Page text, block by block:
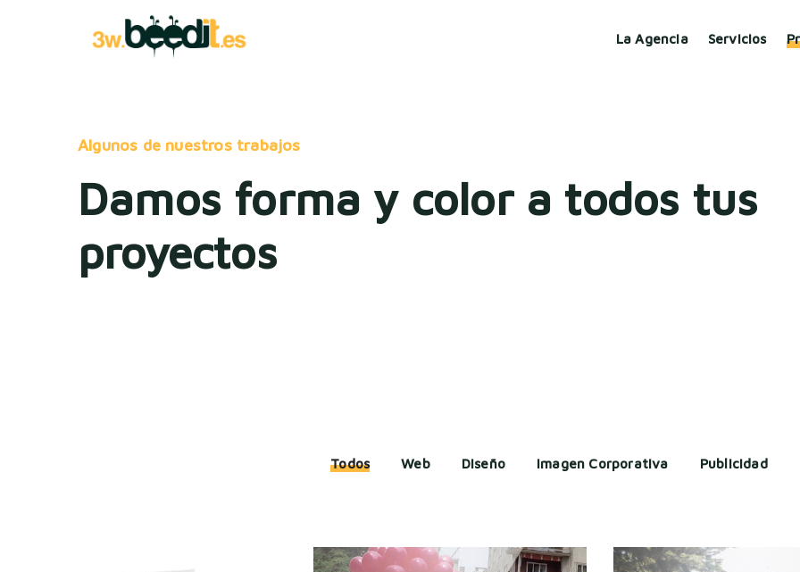
La Agencia Servicios
Algunos de nuestros trabajos
Damos forma y color a todos tus
proyectos
Todos Web Diseño Imagen Corporativa Publicidad